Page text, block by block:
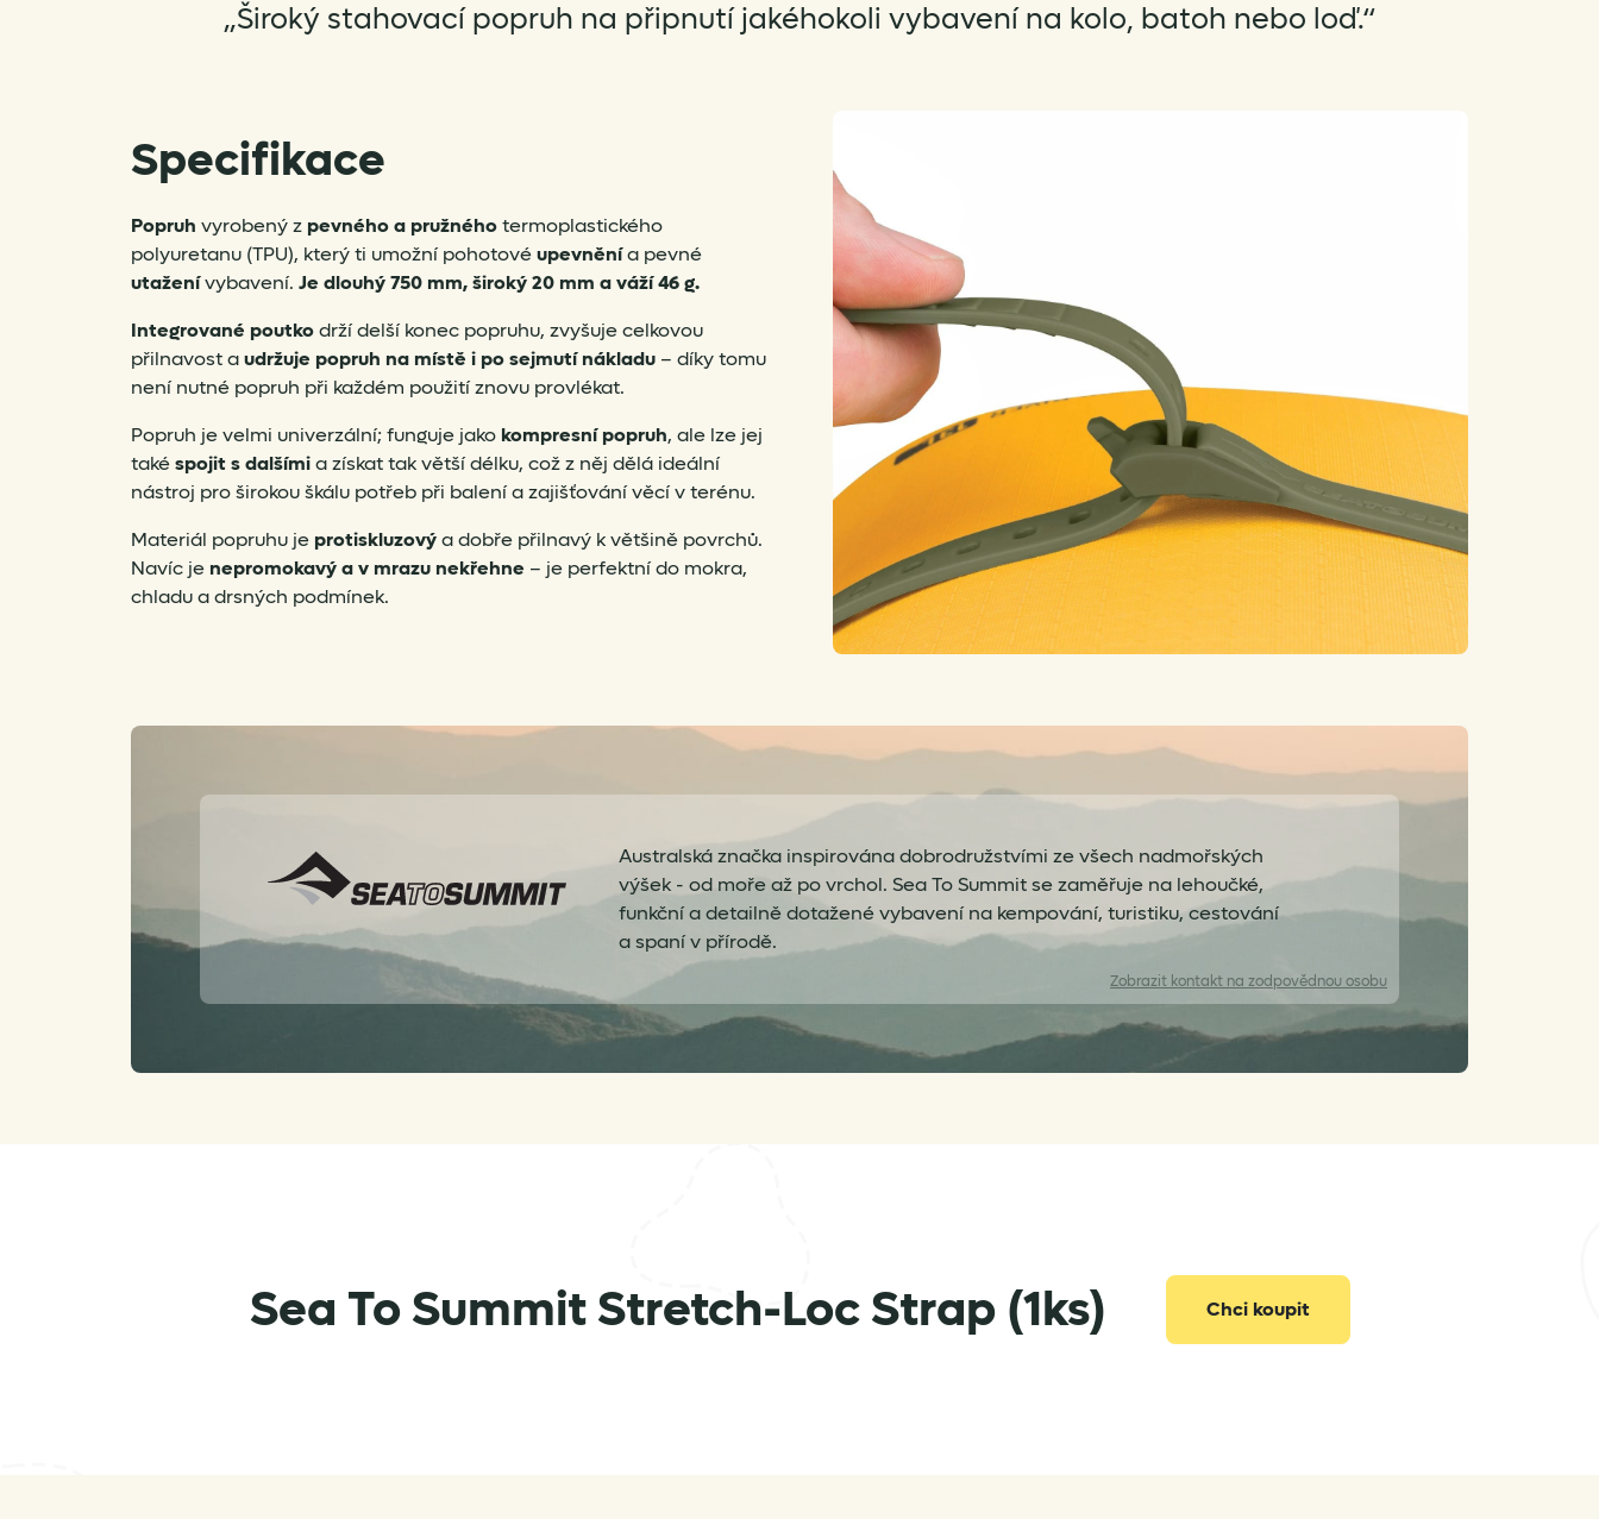
„Široký stahovací popruh na připnutí jakéhokoli vybavení na kolo, batoh nebo loď.“
Specifikace
Popruh vyrobený z pevného a ​​pružnéhotermoplastického
polyuretanu (TPU), který ti umožní pohotovéupevněnía pevné
utaženívybavení. Je dlouhý 750 mm, široký 20 mm a váží 46 g.
Integrované poutkodrží delší konec popruhu, zvyšuje celkovou
přilnavost audržuje popruh na místě i po sejmutí nákladu – díky tomu
není nutné popruh při každém použití znovu provlékat.
Popruh je velmi univerzální; funguje jako kompresní popruh, ale lze jej
takéspojit s dalšímia získat tak větší délku, což z něj dělá ideální
nástroj pro širokou škálu potřeb při balení a zajišťování věcí v terénu.
Materiál popruhu je protiskluzovýa dobře přilnavý k většině povrchů.
Navíc je nepromokavý a v mrazu nekřehne – je perfektní do mokra,
chladu a drsných podmínek.
Australská značka inspirována dobrodružstvími ze všech nadmořských
výšek - od moře až po vrchol. Sea To Summit se zaměřuje na lehoučké,
funkční a detailně dotažené vybavení na kempování, turistiku, cestování
a spaní v přírodě.
Zobrazit kontakt na zodpovědnou osobu
Sea To Summit Stretch-Loc Strap (1ks) Chci koupit